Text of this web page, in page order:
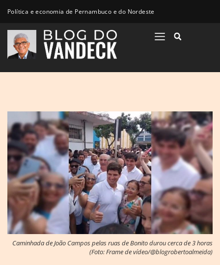
Política e economia de Pernambuco e do Nordeste
Caminhada de João Campos pelas ruas de Bonito durou cerca de 3 horas
(Foto: Frame de vídeo/@blogrobertoalmeida)